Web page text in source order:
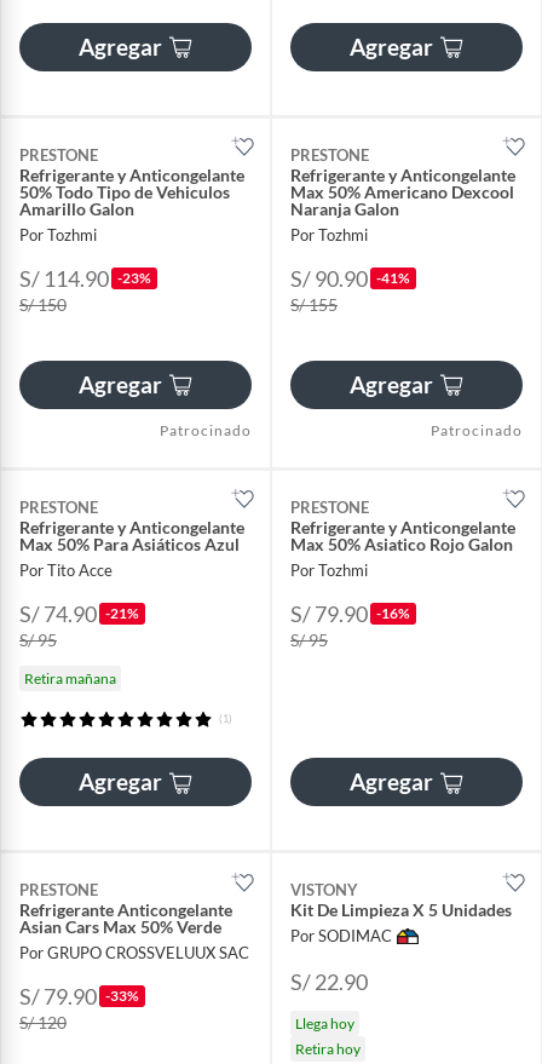
Agregar Agregar
PRESTONE
Refrigerante y Anticongelante
50% Todo Tipo de Vehiculos
Amarillo Galon
Por Tozhmi
S/ 114.90 -23%
S/ 150
Agregar
Patrocinado
PRESTONE
Refrigerante y Anticongelante
Max 50% Americano Dexcool
Naranja Galon
Por Tozhmi
S/ 90.90 -41%
S/ 155
Agregar
Patrocinado
PRESTONE
Refrigerante y Anticongelante
Max 50% Para Asiáticos Azul
Por Tito Acce
S/ 74.90 -21%
S/ 95
Retira mañana
(1)
Agregar
PRESTONE
Refrigerante y Anticongelante
Max 50% Asiatico Rojo Galon
Por Tozhmi
S/ 79.90 -16%
S/ 95
Agregar
PRESTONE
Refrigerante Anticongelante
Asian Cars Max 50% Verde
Por GRUPO CROSSVELUUX SAC
S/ 79.90 -33%
S/ 120
VISTONY
Kit De Limpieza X 5 Unidades
Por SODIMAC
S/ 22.90
Llega hoy
Retira hoy